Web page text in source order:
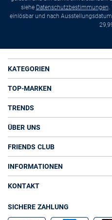
siehe Datenschutzbestimmungen.
einlösbar und nach
KATEGORIEN
TOP-MARKEN
TRENDS
ÜBER UNS
FRIENDS CLUB
INFORMATIONEN
KONTAKT
SICHERE ZAHLUNG